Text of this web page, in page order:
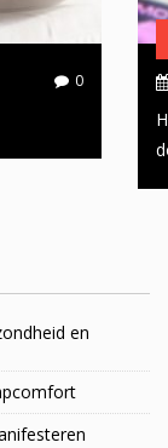
0
en